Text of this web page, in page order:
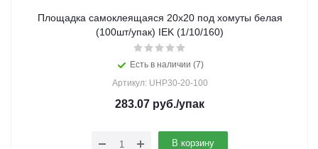
Площадка самоклеящаяся 20х20 под хомуты белая
(100шт/упак) IEK (1/10/160)
Есть в наличии (7)
Артикул: UHP30-20-100
283.07 руб./упак
В корзину